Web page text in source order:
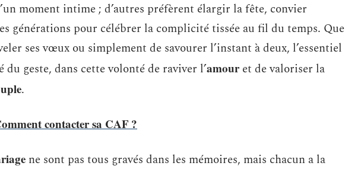
moment intime ; d’autres préfèrent élargir la fête, convier
générations pour célébrer la complicité tissée au fil du temps. Que
ses vœux ou simplement de savourer l’instant à deux, l’essentiel
geste, dans cette volonté de raviver l’amouret de valoriser la
.
contacter sa CAF ?
ne sont pas tous gravés dans les mémoires, mais chacun a la